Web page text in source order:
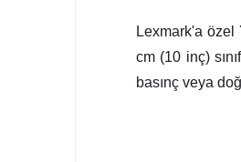
Lexmark'a
cm (10 inç)
basınç veya